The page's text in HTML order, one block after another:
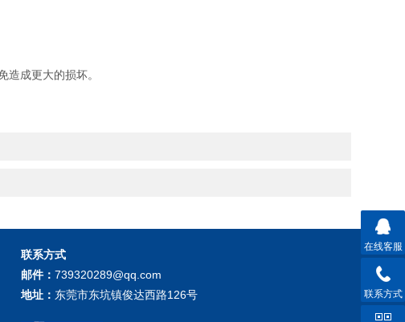
成更大的损坏。
联系方式
邮件： 739320289@qq.com
地址： 东莞市东坑镇俊达西路126号
在线客服
联系方式